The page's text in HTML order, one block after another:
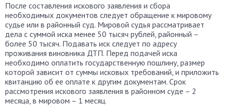
После составления искового заявления и сбора
необходимых документов следует обращение к мировому
судье или в районный суд. Мировой судья рассматривает
дела с суммой иска менее 50 тысяч рублей, районный –
более 50 тысяч. Подавать иск следует по адресу
проживания виновника ДТП. Перед подачей иска
необходимо оплатить государственную пошлину, размер
которой зависит от суммы исковых требований, и приложить
квитанцию об ее оплате к другим документам. Срок
рассмотрения искового заявления в районном суде – 2
месяца, в мировом – 1 месяц.